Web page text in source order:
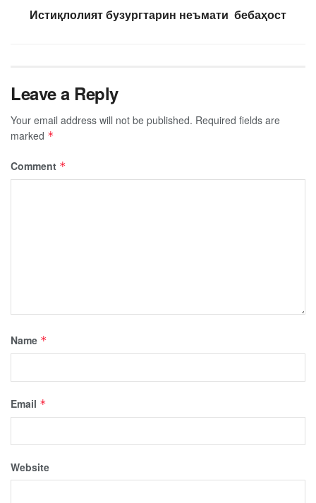
Истиқлолият бузургтарин неъмати бебаҳост
Leave a Reply
Your email address will not be published. Required fields are
marked *
Comment *
Name *
Email *
Website